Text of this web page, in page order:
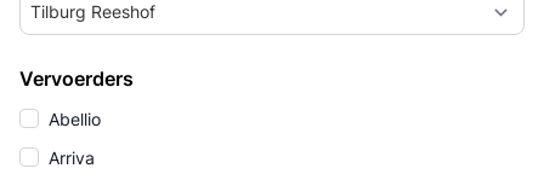
Tilburg Reeshof
Vervoerders
Abellio
Arriva